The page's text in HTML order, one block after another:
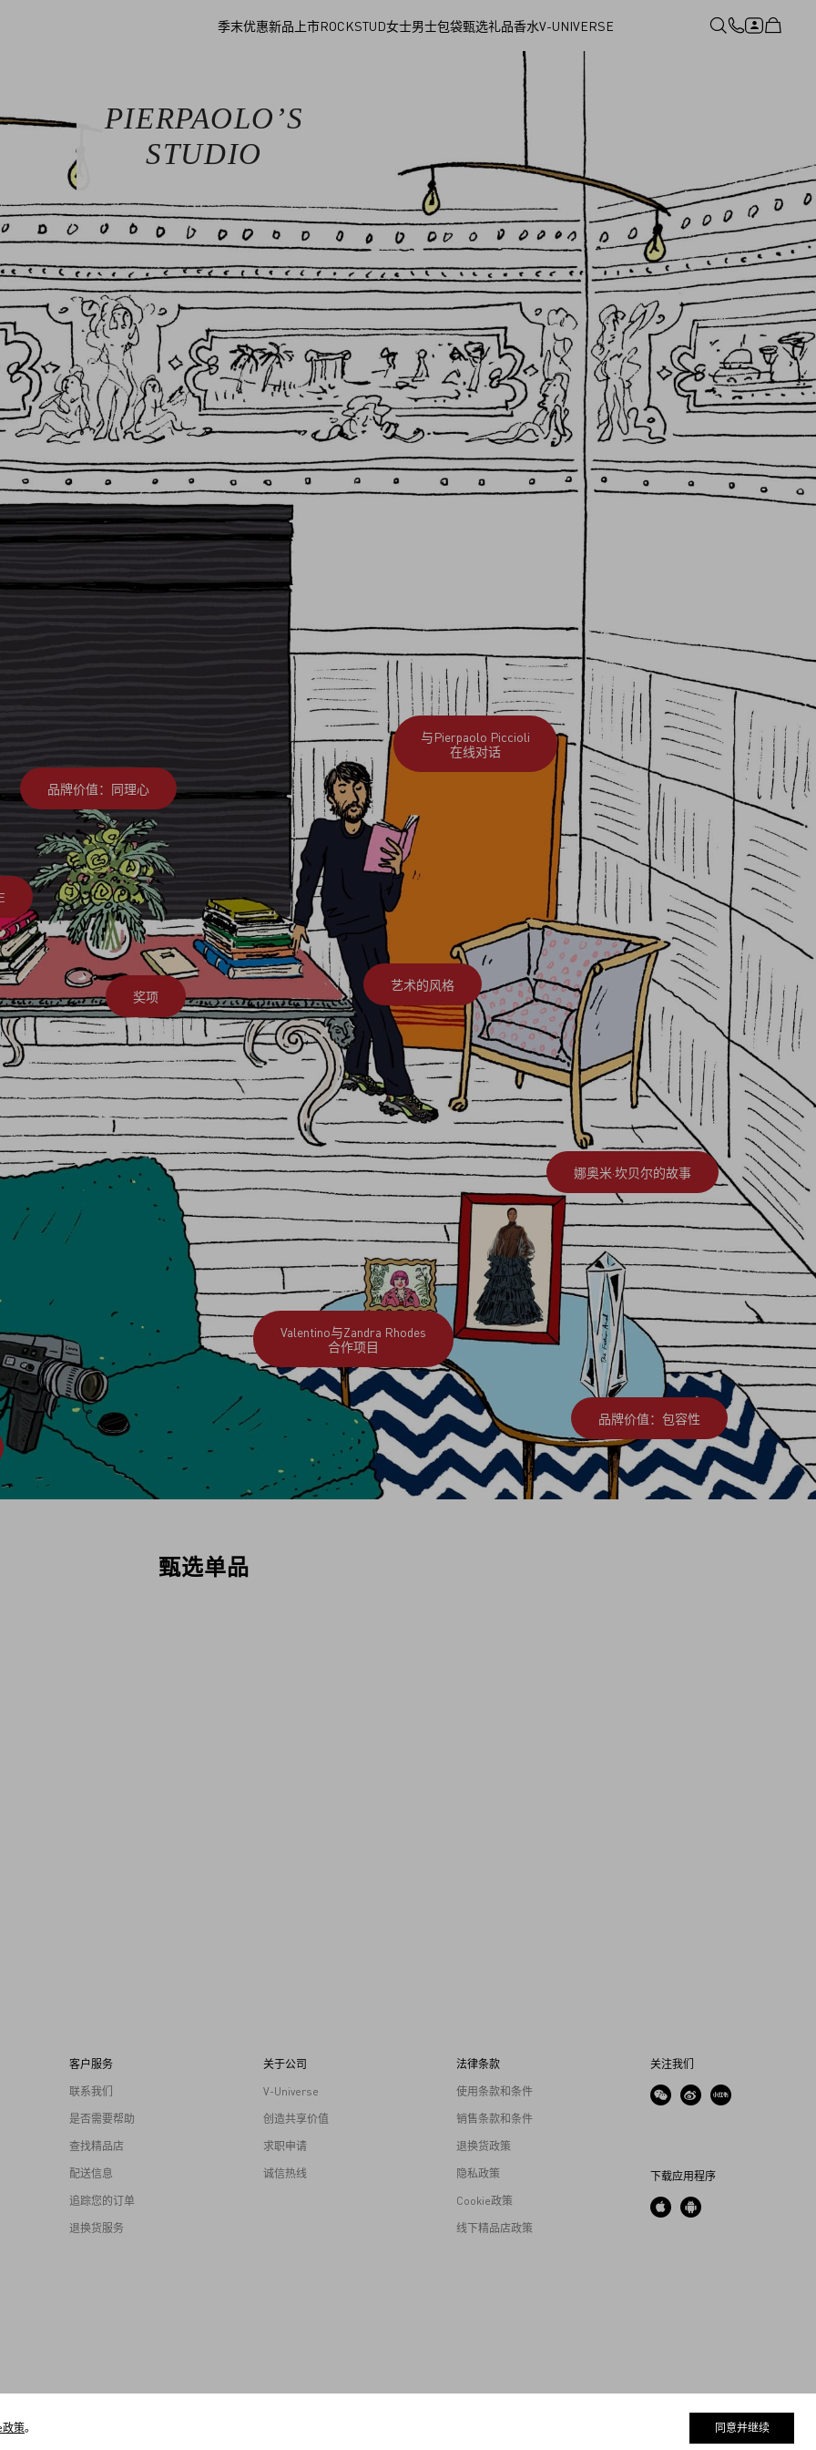
季末优惠新品上市ROCKSTUD女士男士包袋甄选礼品香水V-UNIVERSE
PIERPAOLO’S
STUDIO
艺术的风格
Valentino与Zandra Rhodes
合作项目
娜奥米·坎贝尔的故事
品牌价值：包容性
奖项
品牌价值：同理心
与Pierpaolo Piccioli
在线对话
甄选单品
客户服务
联系我们
是否需要帮助
查找精品店
配送信息
追踪您的订单
退换货服务
关于公司
V-Universe
创造共享价值
求职申请
诚信热线
法律条款
使用条款和条件
销售条款和条件
退换货政策
隐私政策
Cookie政策
线下精品店政策
关注我们
下载应用程序
政策。 同意并继续